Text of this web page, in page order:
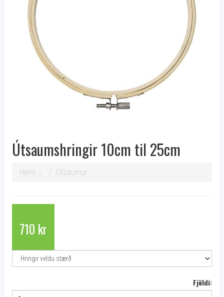
Útsaumshringir 10cm til 25cm
Heim Útsaumur
710 kr
Fjöldi: